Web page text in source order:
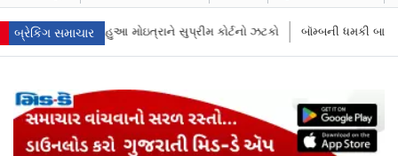
બ્રેકિંગ સમાચાર
ઝટકો બૉમ્બની ધમકી બાદ મુંબઈમાં હાઈ ઍલર્ટ: શહેરની સુરક્ષા